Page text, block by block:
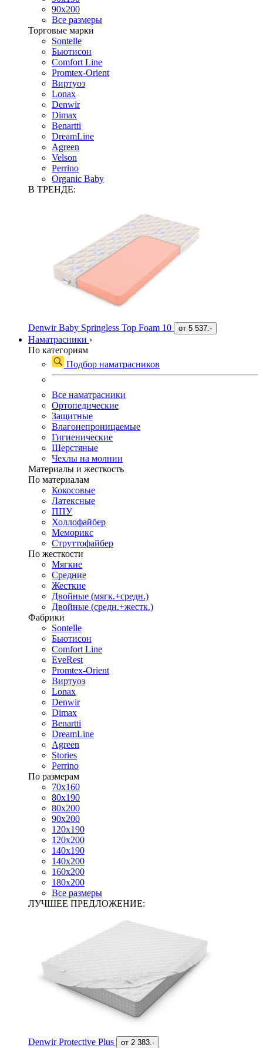
90х200
Все размеры
Торговые марки
Sontelle
Бьютисон
Comfort Line
Promtex-Orient
Виртуоз
Lonax
Denwir
Dimax
Benartti
DreamLine
Agreen
Velson
Perrino
Organic Baby
В ТРЕНДЕ:
Denwir Baby Springless Top Foam 10 от 5 537.-
Наматрасники ›
По категориям
Подбор наматрасников
Все наматрасники
Ортопедические
Защитные
Влагонепроницаемые
Гигиенические
Шерстяные
Чехлы на молнии
Материалы и жесткость
По материалам
Кокосовые
Латексные
ППУ
Холлофайбер
Меморикс
Струттофайбер
По жесткости
Мягкие
Средние
Жесткие
Двойные (мягк.+средн.)
Двойные (средн.+жестк.)
Фабрики
Sontelle
Бьютисон
Comfort Line
EveRest
Promtex-Orient
Виртуоз
Lonax
Denwir
Dimax
Benartti
DreamLine
Agreen
Stories
Perrino
По размерам
70х160
80х190
80х200
90х200
120х190
120х200
140х190
140х200
160х200
180х200
Все размеры
ЛУЧШЕЕ ПРЕДЛОЖЕНИЕ:
Denwir Protective Plus от 2 383.-